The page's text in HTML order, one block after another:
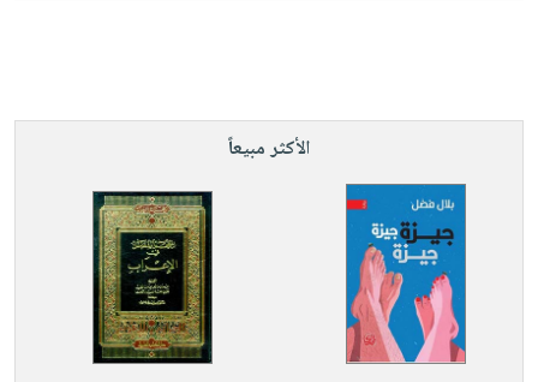
الأكثر مبيعاً